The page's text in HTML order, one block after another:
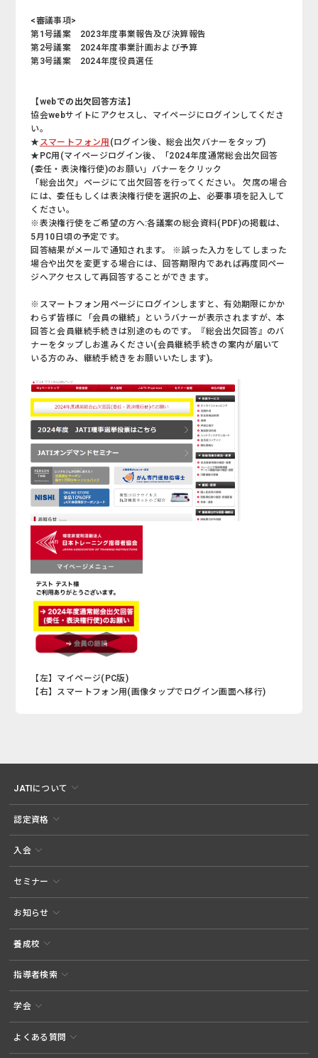
<審議事項>
第1号議案 2023年度事業報告及び決算報告
第2号議案 2024年度事業計画および予算
第3号議案 2024年度役員選任
【webでの出欠回答方法】
協会webサイトにアクセスし、マイページにログインしてくださ
い。
★ スマートフォン用 (ログイン後、総会出欠バナーをタップ)
★PC用(マイページログイン後、「2024年度通常総会出欠回答
(委任・表決権行使)のお願い」バナーをクリック
「総会出欠」ページにて出欠回答を行ってください。 欠席の場合
には、委任もしくは表決権行使を選択の上、必要事項を記入して
ください。
※表決権行使をご希望の方へ:各議案の総会資料(PDF)の掲載は、
5月10日頃の予定です。
回答結果がメールで通知されます。 ※誤った入力をしてしまった
場合や出欠を変更する場合には、回答期限内であれば再度同ペー
ジへアクセスして再回答することができます。
※スマートフォン用ページにログインしますと、有効期限にかか
わらず皆様に「会員の継続」というバナーが表示されますが、本
回答と会員継続手続きは別途のものです。『総会出欠回答』のバ
ナーをタップしお進みください(会員継続手続きの案内が届いて
いる方のみ、継続手続きをお願いいたします)。
【左】マイページ(PC版)
【右】スマートフォン用(画像タップでログイン画面へ移行)
JATIについて
認定資格
入会
セミナー
お知らせ
養成校
指導者検索
学会
よくある質問